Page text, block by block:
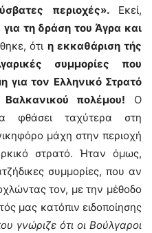
περιοχές».Εκεί,
για τη δράση του Άγρα και
ότιη εκκαθάριση τής
συμμορίες που
για τον Ελληνικό Στρατό
πολέμου! Ο
φθάσει ταχύτερα στη
μάχη στην περιοχή
στρατό. Ήταν όμως,
συμμορίες, που αν
τον, με την μέθοδο
μας κατόπιν ειδοποίησης
γνώριζε ότι οι Βούλγαροι